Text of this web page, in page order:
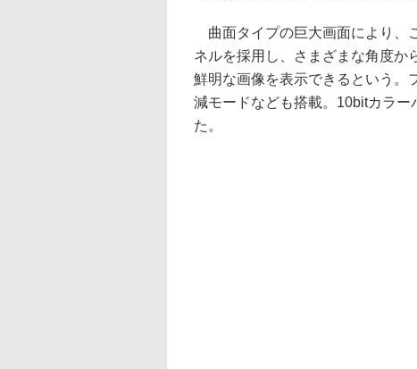
曲面タイプの巨大画面により、
ネルを採用し、さまざまな角度か
鮮明な画像を表示できるという。
減モードなども搭載。10bitカラ
た。